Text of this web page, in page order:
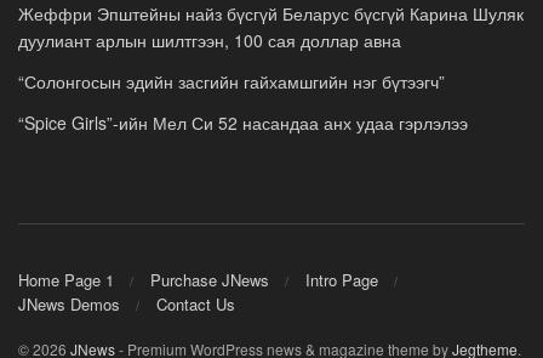
Жеффри Эпштейны найз бүсгүй Беларус бүсгүй Карина Шуляк
дуулиант арлын шилтгээн, 100 сая доллар авна
“Солонгосын эдийн засгийн гайхамшгийн нэг бүтээгч”
“Spice Girls”-ийн Мел Си 52 насандаа анх удаа гэрлэлээ
Home Page 1 Purchase JNews
Intro Page
JNews Demos
Contact Us
© 2026 JNews- Premium WordPress news & magazine theme byJegtheme.